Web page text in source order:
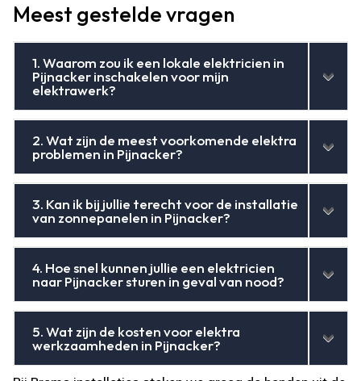
Meest gestelde vragen
1. Waarom zou ik een lokale elektricien in
Pijnacker inschakelen voor mijn
elektrawerk?
2. Wat zijn de meest voorkomende elektra
problemen in Pijnacker?
3. Kan ik bij jullie terecht voor de installatie
van zonnepanelen in Pijnacker?
4. Hoe snel kunnen jullie een elektricien
naar Pijnacker sturen in geval van nood?
5. Wat zijn de kosten voor elektra
werkzaamheden in Pijnacker?